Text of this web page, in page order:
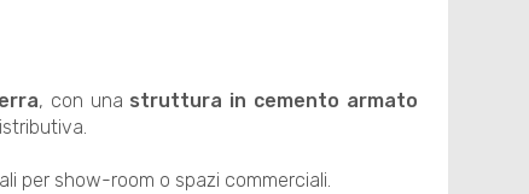
, con una struttura in cemento armato
per show-room o spazi commerciali.